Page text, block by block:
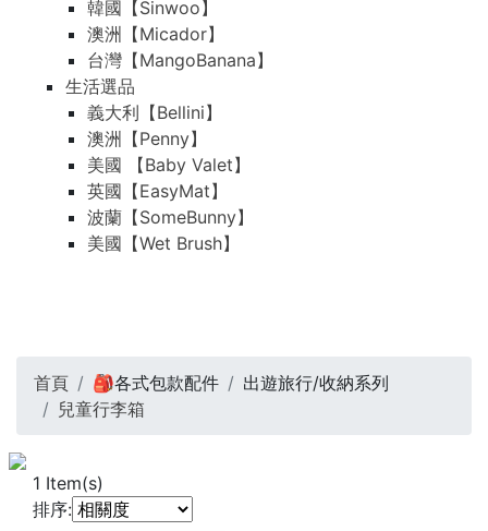
韓國【Sinwoo】
澳洲【Micador】
台灣【MangoBanana】
生活選品
義大利【Bellini】
澳洲【Penny】
美國 【Baby Valet】
英國【EasyMat】
波蘭【SomeBunny】
美國【Wet Brush】
首頁 🎒各式包款配件
出遊旅行/收納系列
兒童行李箱
1 Item(s)
排序: